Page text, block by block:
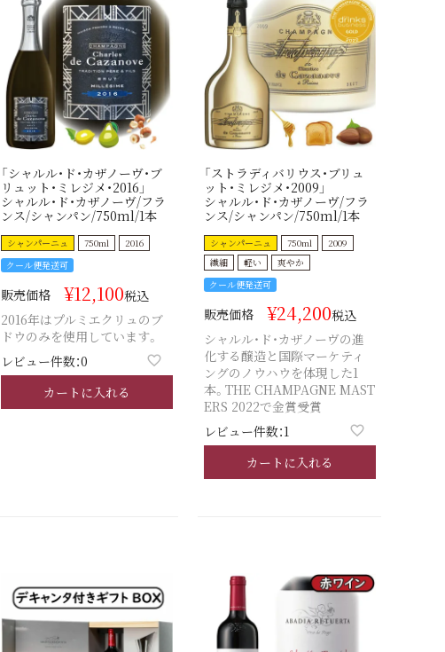
「シャルル・ド・カザノーヴ・ブ
リュット・ミレジメ・2016」
シャルル・ド・カザノーヴ/フラ
ンス/シャンパン/750ml/1本
シャンパーニュ 750ml
2016
クール便発送可
販売価格 ¥12,100税込
2016年はプルミエクリュのブ
ドウのみを使用しています。
レビュー件数：0
カートに入れる
「ストラディバリウス・ブリュ
ット・ミレジメ・2009」
シャルル・ド・カザノーヴ/フラ
ンス/シャンパン/750ml/1本
シャンパーニュ 750ml
2009
繊細
軽い
爽やか
クール便発送可
販売価格 ¥24,200税込
シャルル・ド・カザノーヴの進
化する醸造と国際マーケティ
ングのノウハウを体現した1
本。THE CHAMPAGNE MAST
ERS 2022で金賞受賞
レビュー件数：1
カートに入れる